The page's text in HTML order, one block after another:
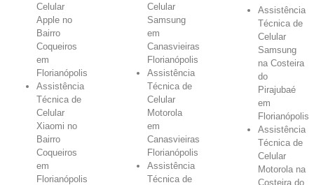
Celular
Apple no
Bairro
Coqueiros
em
Florianópolis
Assistência
Técnica de
Celular
Xiaomi no
Bairro
Coqueiros
em
Florianópolis
Celular
Samsung
em
Canasvieiras
Florianópolis
Assistência
Técnica de
Celular
Motorola
em
Canasvieiras
Florianópolis
Assistência
Técnica de
Assistência
Técnica de
Celular
Samsung
na Costeira
do
Pirajubaé
em
Florianópolis
Assistência
Técnica de
Celular
Motorola na
Costeira do